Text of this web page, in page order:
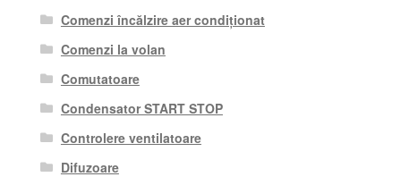
Comenzi încălzire aer condiționat
Comenzi la volan
Comutatoare
Condensator START STOP
Controlere ventilatoare
Difuzoare